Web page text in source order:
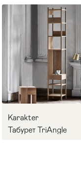
Karakter
Табурет TriAngle